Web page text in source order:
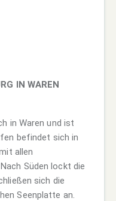
IN WAREN
in Waren und ist
befindet sich in
allen
Süden lockt die
sich die
Seenplatte an.